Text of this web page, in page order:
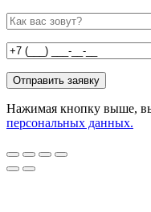
Нажимая кнопку выше, вы
персональных данных.